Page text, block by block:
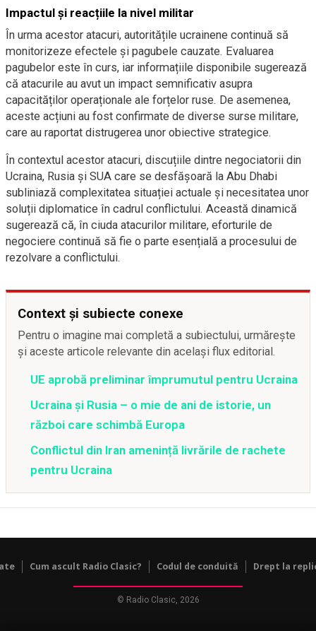
Impactul și reacțiile la nivel militar
În urma acestor atacuri, autoritățile ucrainene continuă să
monitorizeze efectele și pagubele cauzate. Evaluarea
pagubelor este în curs, iar informațiile disponibile sugerează
că atacurile au avut un impact semnificativ asupra
capacităților operaționale ale forțelor ruse. De asemenea,
aceste acțiuni au fost confirmate de diverse surse militare,
care au raportat distrugerea unor obiective strategice.
În contextul acestor atacuri, discuțiile dintre negociatorii din
Ucraina, Rusia și SUA care se desfășoară la Abu Dhabi
subliniază complexitatea situației actuale și necesitatea unor
soluții diplomatice în cadrul conflictului. Această dinamică
sugerează că, în ciuda atacurilor militare, eforturile de
negociere continuă să fie o parte esențială a procesului de
rezolvare a conflictului.
Context și subiecte conexe
Pentru o imagine mai completă a subiectului, urmărește
și aceste articole relevante din același flux editorial.
UE aprobă preliminar împrumutul pentru Ucraina
Ucraina și Rusia – o mie de ani de istorie, un
război care schimbă Europa
Conflictul din Iran amenință livrările de rachete
pentru Ucraina
Cum ascult Radio Clasic? Codul de conduită Drept la
© Radio Clasic, 2026